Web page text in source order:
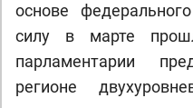
основе
силу в марте
парламентарии
регионе